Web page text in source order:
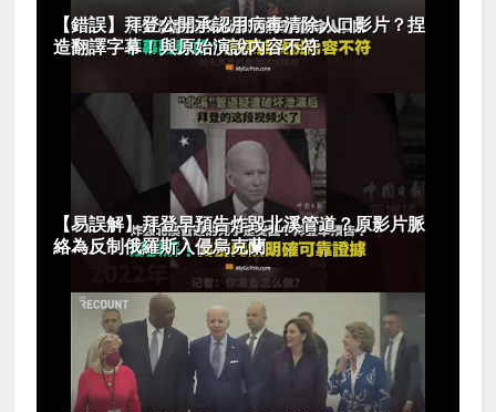
【錯誤】拜登公開承認用病毒清除人口影片？捏
造翻譯字幕！與原始演說內容不符
【易誤解】拜登早預告炸毀北溪管道？原影片脈
絡為反制俄羅斯入侵烏克蘭